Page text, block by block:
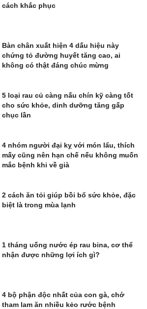
cách khắc phục
Bàn chân xuất hiện 4 dấu hiệu này
chứng tỏ đường huyết tăng cao, ai
không có thật đáng chúc mừng
5 loại rau củ càng nấu chín kỹ càng tốt
cho sức khỏe, dinh dưỡng tăng gấp
chục lần
4 nhóm người đại kỵ với món lẩu, thích
mấy cũng nên hạn chế nếu không muốn
mắc bệnh khi về già
2 cách ăn tỏi giúp bồi bổ sức khỏe, đặc
biệt là trong mùa lạnh
1 tháng uống nước ép rau bina, cơ thể
nhận được những lợi ích gì?
4 bộ phận độc nhất của con gà, chớ
tham lam ăn nhiều kẻo rước bệnh